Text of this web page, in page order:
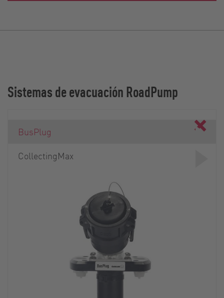
Sistemas de evacuación RoadPump
BusPlug
CollectingMax